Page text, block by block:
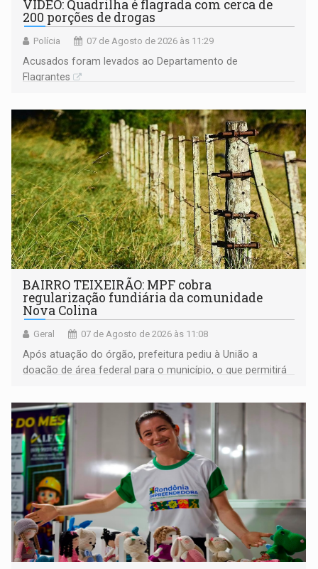
VÍDEO: Quadrilha é flagrada com cerca de
200 porções de drogas
Polícia 07 de Agosto de 2026 às 11:29
Acusados foram levados ao Departamento de
Flagrantes
BAIRRO TEIXEIRÃO: MPF cobra
regularização fundiária da comunidade
Nova Colina
Geral 07 de Agosto de 2026 às 11:08
Após atuação do órgão, prefeitura pediu à União a
doação de área federal para o município, o que permitirá